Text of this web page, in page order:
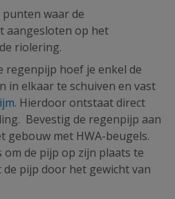
waar de
aangesloten op het
riolering.
regenpijp hoef je enkel de
in elkaar te schuiven en vast
. Hierdoor ontstaat direct
Bevestig de regenpijp aan
gebouw met HWA-beugels.
de pijp op zijn plaats te
pijp door het gewicht van